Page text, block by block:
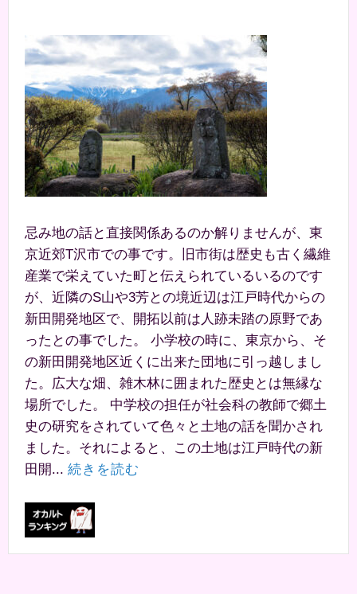
忌み地の話と直接関係あるのか解りませんが、東
京近郊T沢市での事です。旧市街は歴史も古く繊維
産業で栄えていた町と伝えられているいるのです
が、近隣のS山や3芳との境近辺は江戸時代からの
新田開発地区で、開拓以前は人跡未踏の原野であ
ったとの事でした。 小学校の時に、東京から、そ
の新田開発地区近くに出来た団地に引っ越しまし
た。広大な畑、雑木林に囲まれた歴史とは無縁な
場所でした。 中学校の担任が社会科の教師で郷土
史の研究をされていて色々と土地の話を聞かされ
ました。それによると、この土地は江戸時代の新
田開... 続きを読む